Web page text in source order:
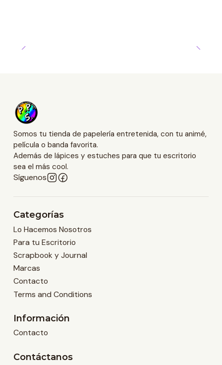
Somos tu tienda de papelería entretenida, con tu animé,
película o banda favorita.
Además de lápices y estuches para que tu escritorio
sea el más cool.
Síguenos
Categorías
Lo Hacemos Nosotros
Para tu Escritorio
Scrapbook y Journal
Marcas
Contacto
Terms and Conditions
Información
Contacto
Contáctanos